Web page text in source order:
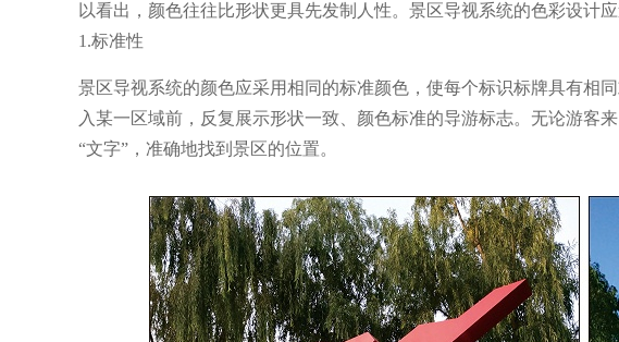
以看出，颜色往往比形状更具先发制人性。景区导视系统的色彩设计应
1.标准性
景区导视系统的颜色应采用相同的标准颜色，使每个标识标牌具有相
入某一区域前，反复展示形状一致、颜色标准的导游标志。无论游客
“文字”，准确地找到景区的位置。